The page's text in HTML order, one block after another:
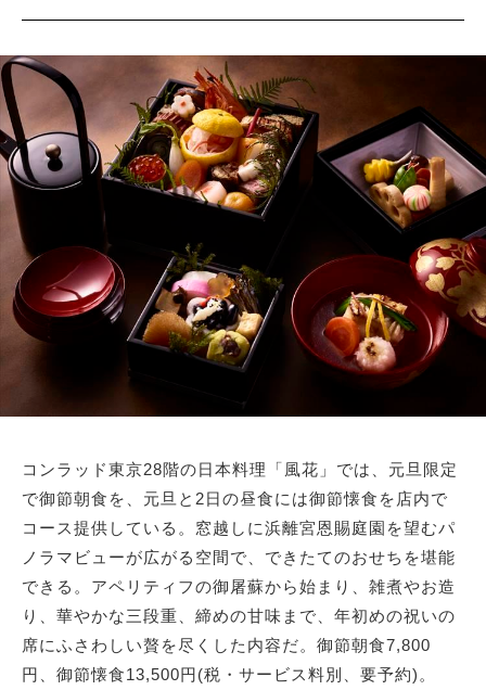
コンラッド東京28階の日本料理「風花」では、元旦限定
で御節朝食を、元旦と2日の昼食には御節懐食を店内で
コース提供している。窓越しに浜離宮恩賜庭園を望むパ
ノラマビューが広がる空間で、できたてのおせちを堪能
できる。アペリティフの御屠蘇から始まり、雑煮やお造
り、華やかな三段重、締めの甘味まで、年初めの祝いの
席にふさわしい贅を尽くした内容だ。御節朝食7,800
円、御節懐食13,500円(税・サービス料別、要予約)。